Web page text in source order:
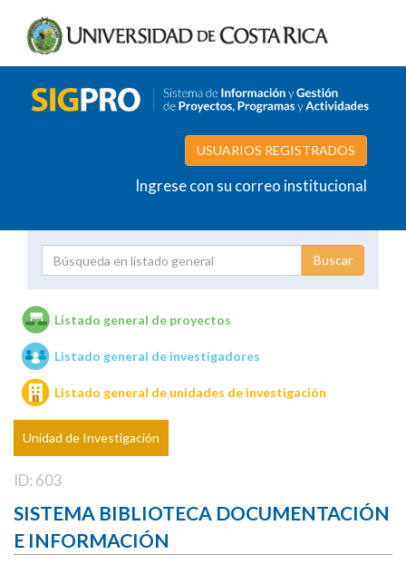
USUARIOS REGISTRADOS
Ingrese con su correo institucional
Unidades de investigación
Listado general de proyectos
Listado general de investigadores
Listado general de unidades de investigación
Unidad de Investigación
ID: 603
SISTEMA BIBLIOTECA DOCUMENTACIÓN
E INFORMACIÓN